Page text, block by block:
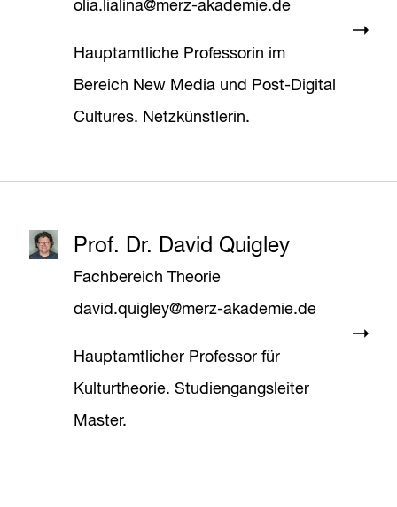
olia.lialina@merz-akademie.de
Hauptamtliche Professorin im
Bereich New Media und Post-Digital
Cultures. Netzkünstlerin.
Prof. Dr. David Quigley
Fachbereich Theorie
david.quigley@merz-akademie.de
Hauptamtlicher Professor für
Kulturtheorie. Studiengangsleiter
Master.